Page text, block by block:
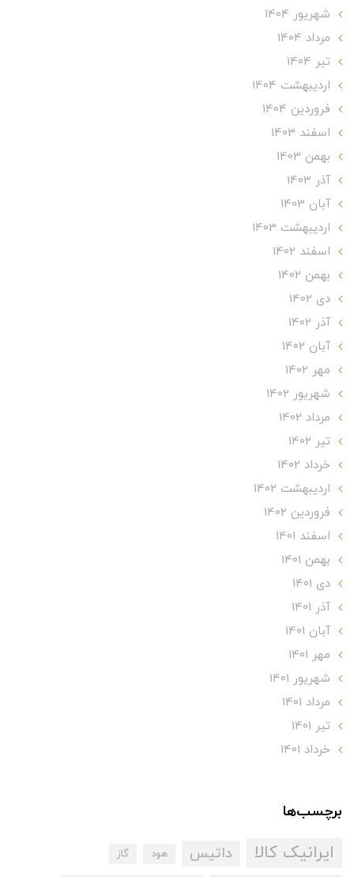
شهریور 1404
مرداد 1404
تير 1404
ارديبهشت 1404
فروردین 1404
اسفند 1403
بهمن 1403
آذر 1403
آبان 1403
ارديبهشت 1403
اسفند 1402
بهمن 1402
دی 1402
آذر 1402
آبان 1402
مهر 1402
شهریور 1402
مرداد 1402
تير 1402
خرداد 1402
ارديبهشت 1402
فروردین 1402
اسفند 1401
بهمن 1401
دی 1401
آذر 1401
آبان 1401
مهر 1401
شهریور 1401
مرداد 1401
تير 1401
خرداد 1401
برچسب‌ها
ایرانیک کالا داتیس هود گاز